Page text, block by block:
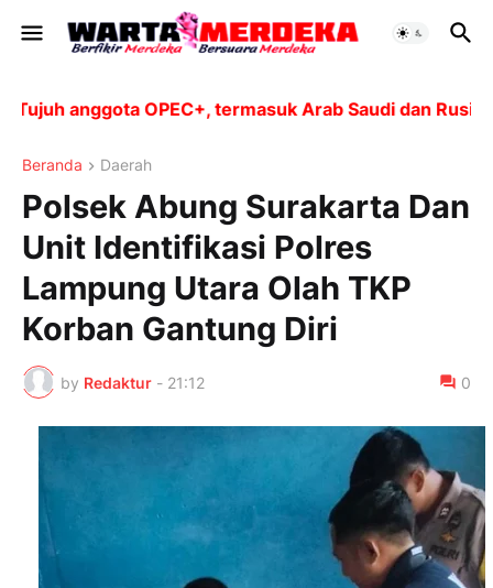
anggota OPEC+, termasuk Arab Saudi dan Rusia,
Beranda Daerah
Polsek Abung Surakarta Dan
Unit Identifikasi Polres
Lampung Utara Olah TKP
Korban Gantung Diri
by Redaktur - 21:12 0